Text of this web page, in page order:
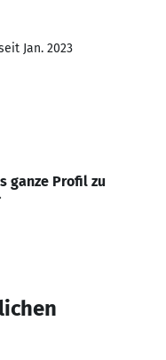
Jan. 2023
ganze Profil zu